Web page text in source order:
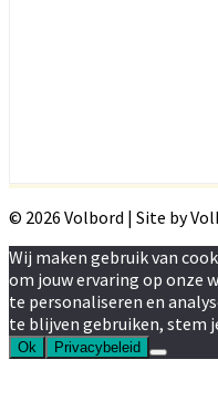
© 2026 Volbord | Site by
Wij maken gebruik van
om jouw ervaring op onze
te personaliseren en
te blijven gebruiken, stem
Ok Privacybeleid